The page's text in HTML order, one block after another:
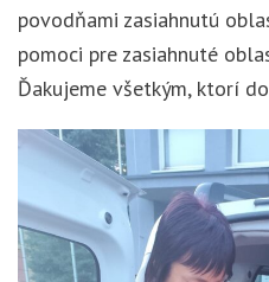
povodňami zasiahnutú
pomoci pre zasiahnuté
Ďakujeme všetkým, ktorí